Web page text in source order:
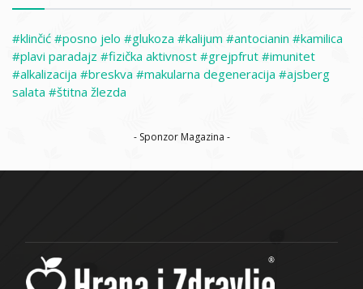
klinčić posno jelo glukoza kalijum antocianin
kamilica
plavi paradajz
fizička aktivnost grejpfrut
imunitet
alkalizacija
breskva makularna degeneracija
ajsberg
salata
štitna žlezda
- Sponzor Magazina -